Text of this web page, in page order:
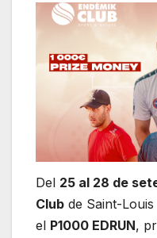
Del 25 al 28 de
Club de Saint-
el P1000 EDRUN,